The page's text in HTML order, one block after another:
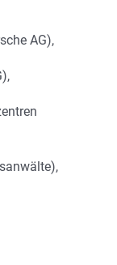
AG),